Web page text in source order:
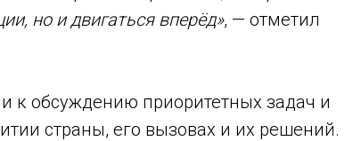
но и двигаться вперёд», — отметил
к обсуждению приоритетных задач и
страны, его вызовах и их решений.